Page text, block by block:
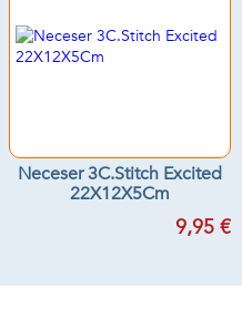
Neceser 3C.Stitch Excited
22X12X5Cm
9,95 €